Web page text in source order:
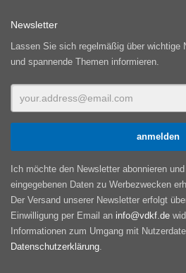
Newsletter
Lassen Sie sich regelmäßig über wichtige
und spannende Themen informieren.
Ich möchte den Newsletter abonnieren
eingegebenen Daten zu Werbezwecken
Der Versand unserer Newsletter erfolgt
Einwilligung per Email an info@vdkf.de
Informationen zum Umgang mit
Datenschutzerklärung